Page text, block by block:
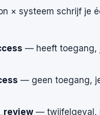
× systeem schrijf je
— heeft toegang,
— geen toegang,
— twijfelgeval,